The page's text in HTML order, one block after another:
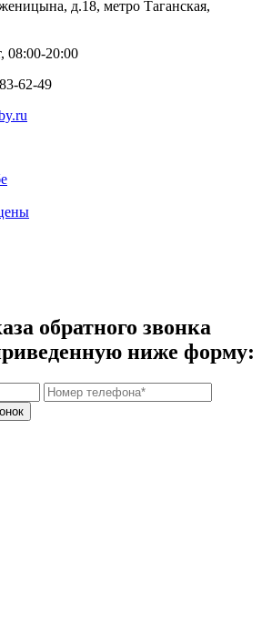
д.18, метро Таганская,
08:00-20:00
62-49
обратного звонка
ниже форму: